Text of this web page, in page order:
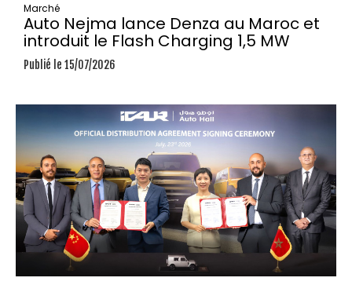
Marché
Auto Nejma lance Denza au Maroc et
introduit le Flash Charging 1,5 MW
Publié le 15/07/2026